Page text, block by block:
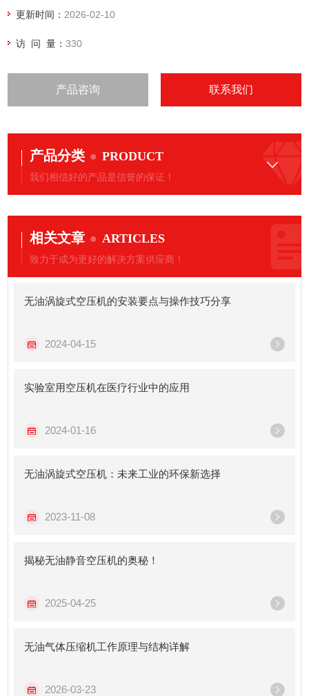
更新时间： 2026-02-10
访 问 量：330
产品咨询 联系我们
产品分类 PRODUCT
我们相信好的产品是信誉的保证！
相关文章 ARTICLES
致力于成为更好的解决方案供应商！
无油涡旋式空压机的安装要点与操作技巧分享
2024-04-15
实验室用空压机在医疗行业中的应用
2024-01-16
无油涡旋式空压机：未来工业的环保新选择
2023-11-08
揭秘无油静音空压机的奥秘！
2025-04-25
无油气体压缩机工作原理与结构详解
2026-03-23